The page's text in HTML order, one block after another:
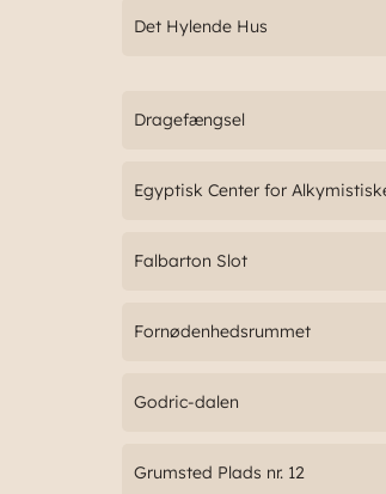
Det Hylende Hus
Dragefængsel
Egyptisk Center for
Falbarton Slot
Fornødenhedsrummet
Godric-dalen
Grumsted Plads nr. 12